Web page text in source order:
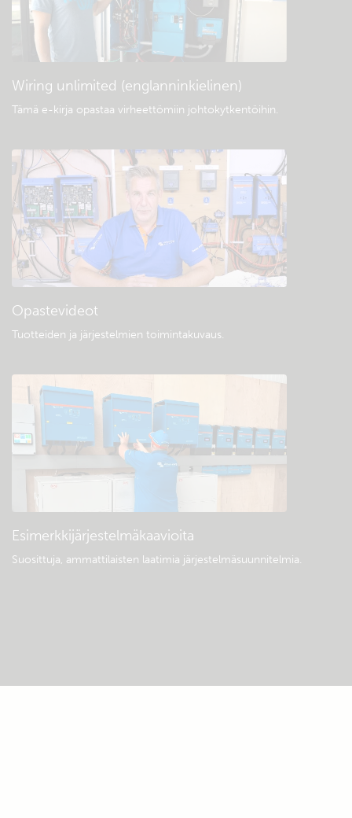
Yleiset lataukset ja dokumentaatio
Wiring unlimited (englanninkielinen)
Tämä e-kirja opastaa virheettömiin johtokytkentöihin.
Opastevideot
Tuotteiden ja järjestelmien toimintakuvaus.
Esimerkkijärjestelmäkaavioita
Suosittuja, ammattilaisten laatimia järjestelmäsuunnitelmia.